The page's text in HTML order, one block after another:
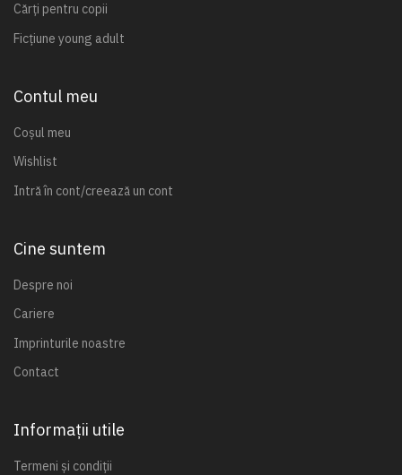
Cărți pentru copii
Ficțiune young adult
Contul meu
Coșul meu
Wishlist
Intră în cont/creează un cont
Cine suntem
Despre noi
Cariere
Imprinturile noastre
Contact
Informații utile
Termeni și condiții